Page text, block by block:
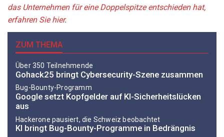
das Unternehmen für eine Doppelspitze entschieden hat,
erfahren Sie hier.
ZUM THEMA
Über 350 Teilnehmende
Gohack25 bringt Cybersecurity-Szene zusammen
Bug-Bounty-Programm
Google setzt Kopfgelder auf KI-Sicherheitslücken
aus
Hackerone pausiert, die Schweiz beobachtet
KI bringt Bug-Bounty-Programme in Bedrängnis